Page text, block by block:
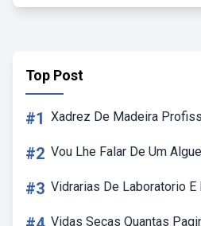
Top Post
#1 Xadrez De Madeira
#2 Vou Lhe Falar De Um
#3 Vidrarias De Laboratorio E
Vidas Secas Quantas